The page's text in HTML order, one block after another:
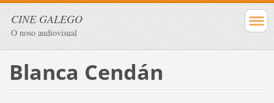
CINE GALEGO
O noso audiovisual
Blanca Cendán